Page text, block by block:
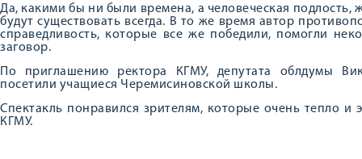
Да, какими бы ни были времена, а человеческая подлость,
будут существовать всегда. В то же время автор
справедливость, которые все же победили, помогли
заговор.
По приглашению ректора КГМУ, депутата облдумы
посетили учащиеся Черемисиновской школы.
Спектакль понравился зрителям, которые очень тепло и
КГМУ.